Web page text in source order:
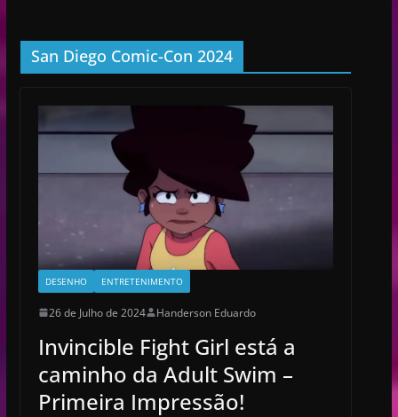
San Diego Comic-Con 2024
DESENHO ENTRETENIMENTO
26 de Julho de 2024 Handerson Eduardo
Invincible Fight Girl está a
caminho da Adult Swim –
Primeira Impressão!